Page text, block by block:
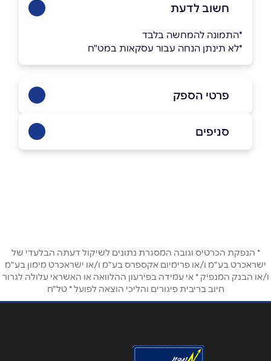
חשוב לדעת
*התמונה להמחשה בלבד
*לא תינתן הנחה עבור עסקאות במט"ח
פרטי הספק
אימייל*
*
סניפים
* הנפקת הכרטיס וגובה המסגרת נתונים לשיקול דעתה הבלעדי של
ישראכרט בע"מ ו/או פרימיום אקספרס בע"מ ו/או ישראכרט מימון בע"מ
ו/או הבנק המנפיק * אי עמידה בפירעון ההלוואה או האשראי עלולה לגרור
חיוב בריבית פיגורים והליכי הוצאה לפועל * טל"ח